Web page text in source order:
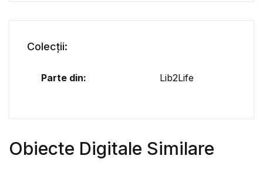
Colecții:
Parte din: Lib2Life
Obiecte Digitale Similare